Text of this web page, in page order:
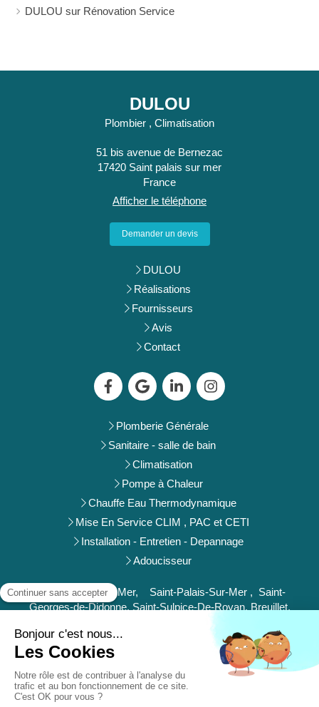
DULOU sur Rénovation Service
DULOU
Plombier , Climatisation
51 bis avenue de Bernezac
17420 Saint palais sur mer
France
Afficher le téléphone
Demander un devis
DULOU
Réalisations
Fournisseurs
Avis
Contact
Plomberie Générale
Sanitaire - salle de bain
Climatisation
Pompe à Chaleur
Chauffe Eau Thermodynamique
Mise En Service CLIM , PAC et CETI
Installation - Entretien - Depannage
Adoucisseur
Royan, Vaux-Sur-Mer, Saint-Palais-Sur-Mer , Saint-
Georges-de-Didonne, Saint-Sulpice-De-Royan, Breuillet,
Marennes, Saintes.
Plan du site
Mentions légales